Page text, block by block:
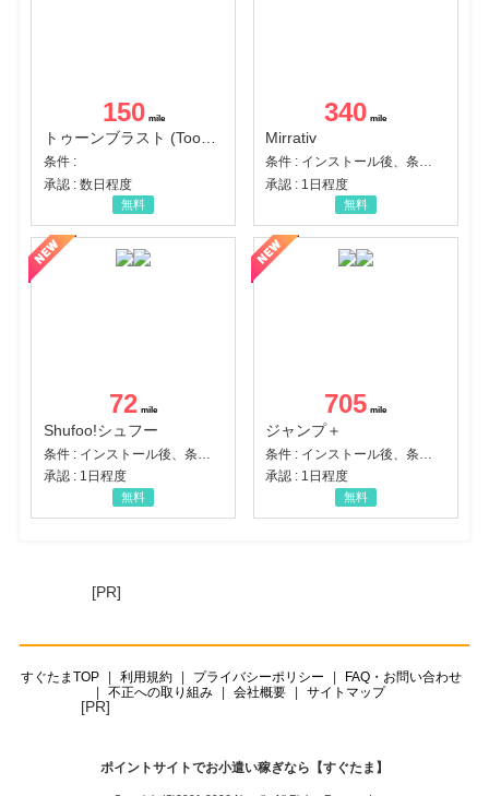
150
トゥーンブラスト (Toon Blast)
条件 :
承認 : 数日程度
無料
340
Mirrativ
条件 : インストール後、条件達成
承認 : 1日程度
無料
72
Shufoo!シュフー
承認 : 1日程度
無料
705
ジャンプ＋
承認 : 1日程度
無料
[PR]
すぐたまTOP 利用規約 プライバシーポリシー
FAQ・お問い合わせ
不正への取り組み
会社概要 サイトマップ
[PR]
ポイントサイトでお小遣い稼ぎなら【すぐたま】